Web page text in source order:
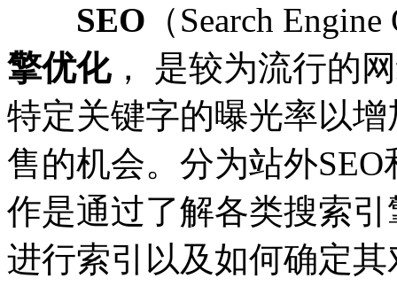
SEO （Search
擎优化， 是较为流行的
特定关键字的曝光率以
售的机会。分为站外
作是通过了解各类搜索
进行索引以及如何确定